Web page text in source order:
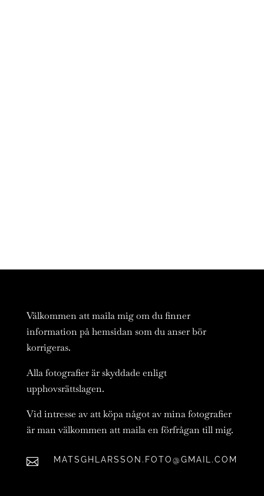
Välkommen att maila mig om du finner
information på hemsidan som du anser bör
korrigeras.
Alla fotografier är skyddade enligt
upphovsrättslagen.
Vid intresse av att köpa något av mina fotografier
är man välkommen att maila en förfrågan till mig.
 MATSGHLARSSON.FOTO@GMAIL.COM